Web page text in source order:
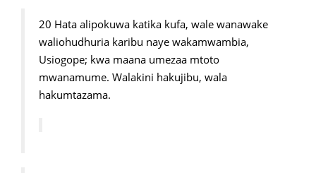
20 Hata alipokuwa katika kufa, wale wanawake
waliohudhuria karibu naye wakamwambia,
Usiogope; kwa maana umezaa mtoto
mwanamume. Walakini hakujibu, wala
hakumtazama.